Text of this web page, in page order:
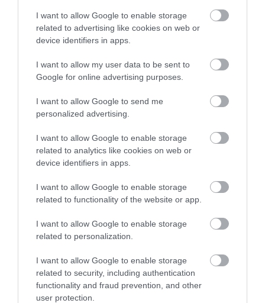
I want to allow Google to enable storage
related to advertising like cookies on web or
device identifiers in apps.
I want to allow my user data to be sent to
Google for online advertising purposes.
I want to allow Google to send me
personalized advertising.
I want to allow Google to enable storage
related to analytics like cookies on web or
device identifiers in apps.
I want to allow Google to enable storage
related to functionality of the website or app.
I want to allow Google to enable storage
related to personalization.
I want to allow Google to enable storage
related to security, including authentication
functionality and fraud prevention, and other
user protection.
GYÓGYNÖVÉNYKERTBE ÉS
ILLATMÚZEUMBA
2026-08-04
PINCÉSZETÉBE
2026-08-04
KIRÁNDULÁS A RAVAZDI
APÁTSÁG HABOS OLDALÁRA
2026-08-04
A JÉG ALATT NEM ÜRESSÉG
HÚZÓDIK KELET-ANTARKTISZ